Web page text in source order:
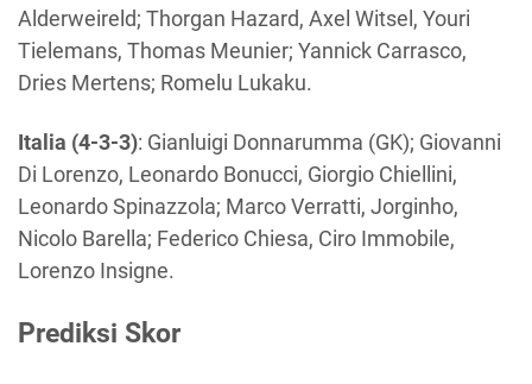
Alderweireld; Thorgan Hazard, Axel Witsel, Youri
Tielemans, Thomas Meunier; Yannick Carrasco,
Dries Mertens; Romelu Lukaku.
Italia (4-3-3): Gianluigi Donnarumma (GK); Giovanni
Di Lorenzo, Leonardo Bonucci, Giorgio Chiellini,
Leonardo Spinazzola; Marco Verratti, Jorginho,
Nicolo Barella; Federico Chiesa, Ciro Immobile,
Lorenzo Insigne.
Prediksi Skor